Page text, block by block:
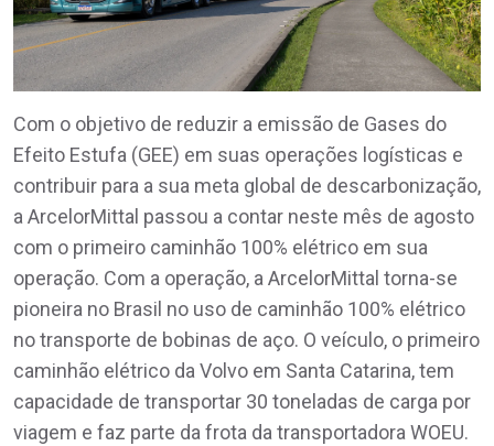
Com o objetivo de reduzir a emissão de Gases do
Efeito Estufa (GEE) em suas operações logísticas e
contribuir para a sua meta global de descarbonização,
a ArcelorMittal passou a contar neste mês de agosto
com o primeiro caminhão 100% elétrico em sua
operação. Com a operação, a ArcelorMittal torna-se
pioneira no Brasil no uso de caminhão 100% elétrico
no transporte de bobinas de aço. O veículo, o primeiro
caminhão elétrico da Volvo em Santa Catarina, tem
capacidade de transportar 30 toneladas de carga por
viagem e faz parte da frota da transportadora WOEU.